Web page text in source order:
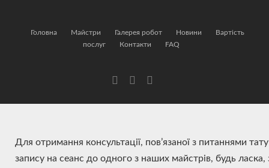
Головна Майстри Галерея робот Новини
Вартість
послуг
Контакти FAQ
Для отримання консультації, пов’язаної з питаннями
запису на сеанс до одного з наших майстрів, будь ласка,